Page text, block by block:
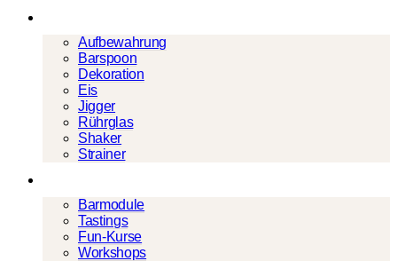
Aufbewahrung
Barspoon
Dekoration
Eis
Jigger
Rührglas
Shaker
Strainer
Barmodule
Tastings
Fun-Kurse
Workshops